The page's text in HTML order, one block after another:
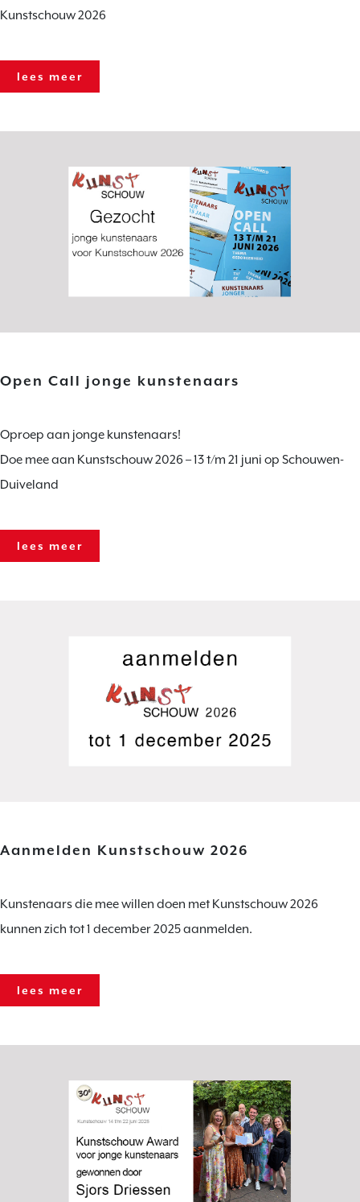
Kunstschouw 2026
lees meer
Open Call jonge kunstenaars
Oproep aan jonge kunstenaars!
Doe mee aan Kunstschouw 2026 – 13 t/m 21 juni op Schouwen-
Duiveland
lees meer
Aanmelden Kunstschouw 2026
Kunstenaars die mee willen doen met Kunstschouw 2026
kunnen zich tot 1 december 2025 aanmelden.
lees meer